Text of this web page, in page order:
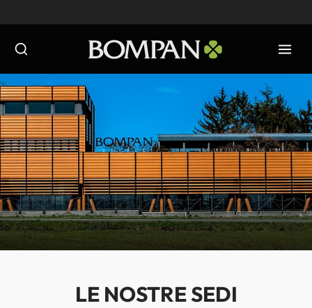
al
contenuto
LE NOSTRE SEDI